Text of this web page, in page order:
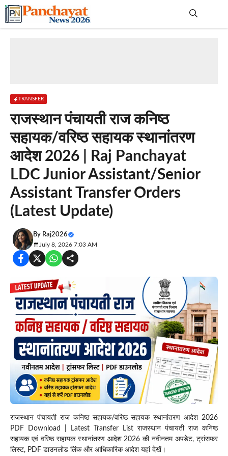
Skip
TRANSFER
राजस्थान पंचायती राज कनिष्ठ
सहायक/वरिष्ठ सहायक स्थानांतरण
आदेश 2026 | Raj Panchayat
LDC Junior Assistant/Senior
Assistant Transfer Orders
(Latest Update)
By Raj2026
July 8, 2026 7:03 AM
राजस्थान पंचायती राज कनिष्ठ सहायक/वरिष्ठ सहायक स्थानांतरण आदेश 2026
PDF Download | Latest Transfer List राजस्थान पंचायती राज कनिष्ठ
सहायक एवं वरिष्ठ सहायक स्थानांतरण आदेश 2026 की नवीनतम अपडेट, ट्रांसफर
लिस्ट, PDF डाउनलोड लिंक और आधिकारिक आदेश यहां देखें।